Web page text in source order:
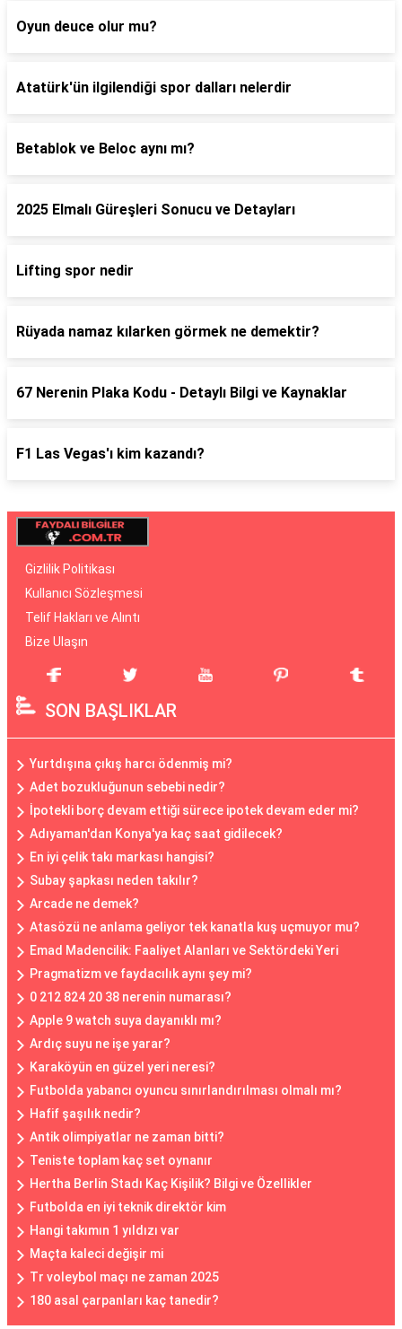
Oyun deuce olur mu?
Atatürk'ün ilgilendiği spor dalları nelerdir
Betablok ve Beloc aynı mı?
2025 Elmalı Güreşleri Sonucu ve Detayları
Lifting spor nedir
Rüyada namaz kılarken görmek ne demektir?
67 Nerenin Plaka Kodu - Detaylı Bilgi ve Kaynaklar
F1 Las Vegas'ı kim kazandı?
Gizlilik Politikası
Kullanıcı Sözleşmesi
Telif Hakları ve Alıntı
Bize Ulaşın
SON BAŞLIKLAR
Yurtdışına çıkış harcı ödenmiş mi?
Adet bozukluğunun sebebi nedir?
İpotekli borç devam ettiği sürece ipotek devam eder mi?
Adıyaman'dan Konya'ya kaç saat gidilecek?
En iyi çelik takı markası hangisi?
Subay şapkası neden takılır?
Arcade ne demek?
Atasözü ne anlama geliyor tek kanatla kuş uçmuyor mu?
Emad Madencilik: Faaliyet Alanları ve Sektördeki Yeri
Pragmatizm ve faydacılık aynı şey mi?
0 212 824 20 38 nerenin numarası?
Apple 9 watch suya dayanıklı mı?
Ardıç suyu ne işe yarar?
Karaköyün en güzel yeri neresi?
Futbolda yabancı oyuncu sınırlandırılması olmalı mı?
Hafif şaşılık nedir?
Antik olimpiyatlar ne zaman bitti?
Teniste toplam kaç set oynanır
Hertha Berlin Stadı Kaç Kişilik? Bilgi ve Özellikler
Futbolda en iyi teknik direktör kim
Hangi takımın 1 yıldızı var
Maçta kaleci değişir mi
Tr voleybol maçı ne zaman 2025
180 asal çarpanları kaç tanedir?